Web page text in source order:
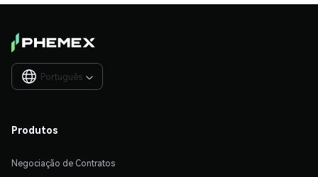
Português 
Produtos
Negociação de Contratos